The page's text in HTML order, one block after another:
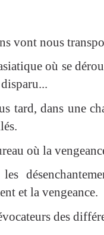
vont nous
où se
tard, dans une
où la
et la vengeance.
des